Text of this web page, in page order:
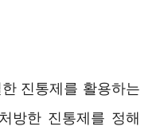
진통제를 활용하는
방한 진통제를 정해